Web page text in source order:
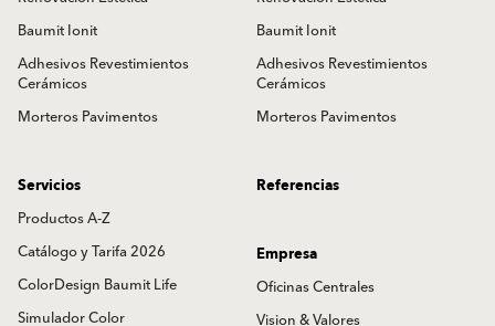
Imprimaciones y Aditivos
Renovación Estética
Baumit Ionit
Adhesivos Revestimientos
Imprimaciones y Aditivos
Renovación Estética
Baumit Ionit
Adhesivos Revestimientos
Servicios
Productos A-Z
Catálogo y Tarifa 2026
Empresa